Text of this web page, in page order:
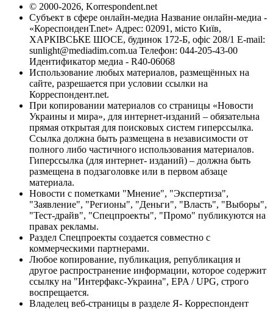
© 2000-2026, Korrespondent.net
Субъект в сфере онлайн-медиа Название онлайн-медиа -
«КореспонденТ.net» Адрес: 02091, місто Київ,
ХАРКІВСЬКЕ ШОСЕ, будинок 172-Б, офіс 208/1 E-mail:
sunlight@mediadim.com.ua Телефон: 044-205-43-00
Идентификатор медиа - R40-06068
Использование любых материалов, размещённых на
сайте, разрешается при условии ссылки на
Корреспондент.net.
При копировании материалов со страницы «Новости
Украины и мира», для интернет-изданий – обязательна
прямая открытая для поисковых систем гиперссылка.
Ссылка должна быть размещена в независимости от
полного либо частичного использования материалов.
Гиперссылка (для интернет- изданий) – должна быть
размещена в подзаголовке или в первом абзаце
материала.
Новости с пометками "Мнение", "Экспертиза",
"Заявление", "Регионы", "Деньги", "Власть", "Выборы",
"Тест-драйв", "Спецпроекты", "Промо" публикуются на
правах рекламы.
Раздел Спецпроекты создается совместно с
коммерческими партнерами.
Любое копирование, публикация, републикация и
другое распространение информации, которое содержит
ссылку на "Интерфакс-Украина", EPA / UPG, строго
воспрещается.
Владелец веб-страницы в разделе Я- Корреспондент